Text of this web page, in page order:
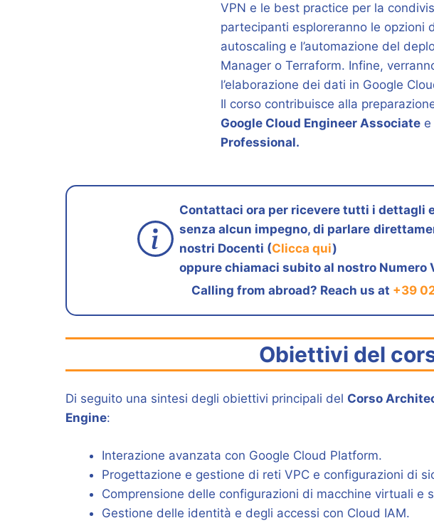
VPN e le best practice per la
partecipanti esploreranno le opzioni
autoscaling e l’automazione del
Manager o Terraform. Infine,
l’elaborazione dei dati in Google
Il corso contribuisce alla
Google Cloud Engineer Associate e
Professional.
Contattaci ora per ricevere tutti i dettagli
senza alcun impegno, di parlare
nostri Docenti (Clicca qui)
oppure chiamaci subito al nostro Numero
Calling from abroad? Reach us at +39
Obiettivi del
Di seguito una sintesi degli obiettivi principali del Corso
Engine:
Interazione avanzata con Google Cloud Platform.
Progettazione e gestione di reti VPC e configurazioni di
Comprensione delle configurazioni di macchine virtuali e
Gestione delle identità e degli accessi con Cloud IAM.